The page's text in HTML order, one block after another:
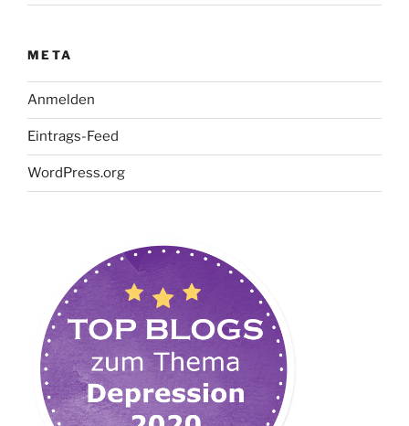
META
Anmelden
Eintrags-Feed
WordPress.org